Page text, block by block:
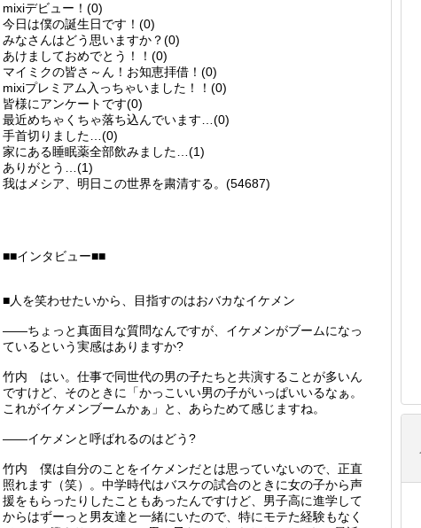
mixiデビュー！(0)
今日は僕の誕生日です！(0)
みなさんはどう思いますか？(0)
あけましておめでとう！！(0)
マイミクの皆さ～ん！お知恵拝借！(0)
mixiプレミアム入っちゃいました！！(0)
皆様にアンケートです(0)
最近めちゃくちゃ落ち込んでいます…(0)
手首切りました…(0)
家にある睡眠薬全部飲みました…(1)
ありがとう…(1)
我はメシア、明日この世界を粛清する。(54687)
■■インタビュー■■
■人を笑わせたいから、目指すのはおバカなイケメン
――ちょっと真面目な質問なんですが、イケメンがブームになっ
ているという実感はありますか?
竹内 はい。仕事で同世代の男の子たちと共演することが多いん
ですけど、そのときに「かっこいい男の子がいっぱいいるなぁ。
これがイケメンブームかぁ」と、あらためて感じますね。
――イケメンと呼ばれるのはどう?
竹内 僕は自分のことをイケメンだとは思っていないので、正直
照れます（笑）。中学時代はバスケの試合のときに女の子から声
援をもらったりしたこともあったんですけど、男子高に進学して
からはずーっと男友達と一緒にいたので、特にモテた経験もなく